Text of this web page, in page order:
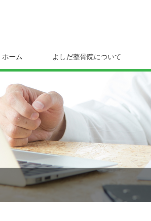
ホーム よしだ整骨院について